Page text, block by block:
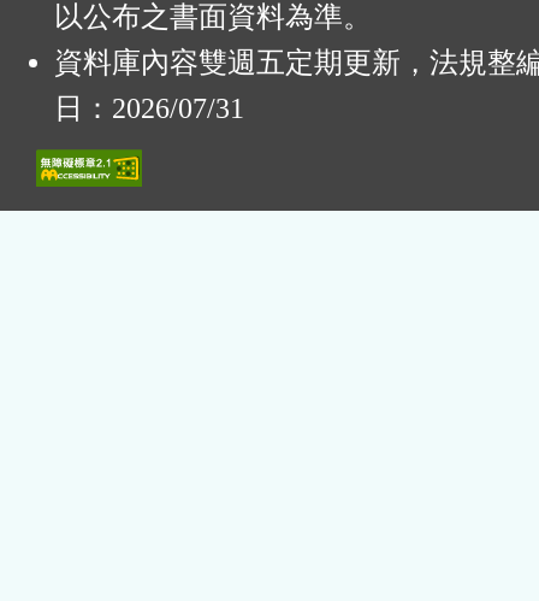
以公布之書面資料為準。
資料庫內容雙週五定期更新，法規整
日：2026/07/31